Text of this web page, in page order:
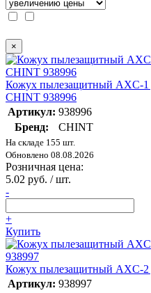
×
Кожух пылезащитный AXC-1
CHINT 938996
Артикул: 938996
Бренд:
CHINT
На складе 155 шт.
Обновлено 08.08.2026
Розничная цена:
5.02 руб. / шт.
-
+
Купить
Кожух пылезащитный AXC-2
Артикул: 938997